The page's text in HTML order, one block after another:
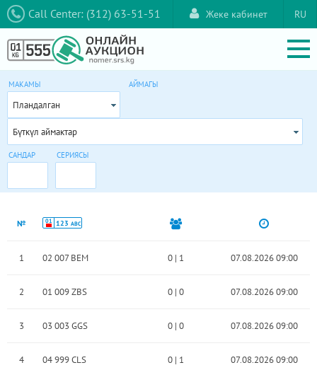
Call Center: (312) 63-51-51 RU
Жеке кабинет
МАКАМЫ
Пландалган
АЙМАГЫ
Бүткүл аймактар
САНДАР СЕРИЯСЫ
№ 01 123 ABC
1 02 007 BEM 0| 1 07.08.2026 09:00
2 01 009 ZBS 0| 0 07.08.2026 09:00
3 03 003 GGS 0| 0 07.08.2026 09:00
4 04 999 CLS 0| 1 07.08.2026 09:00